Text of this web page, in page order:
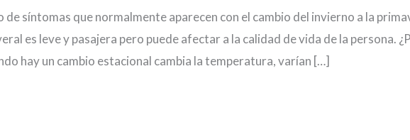
síntomas que normalmente aparecen con el cambio del invierno a la
es leve y pasajera pero puede afectar a la calidad de vida de la persona.
hay un cambio estacional cambia la temperatura, varían […]